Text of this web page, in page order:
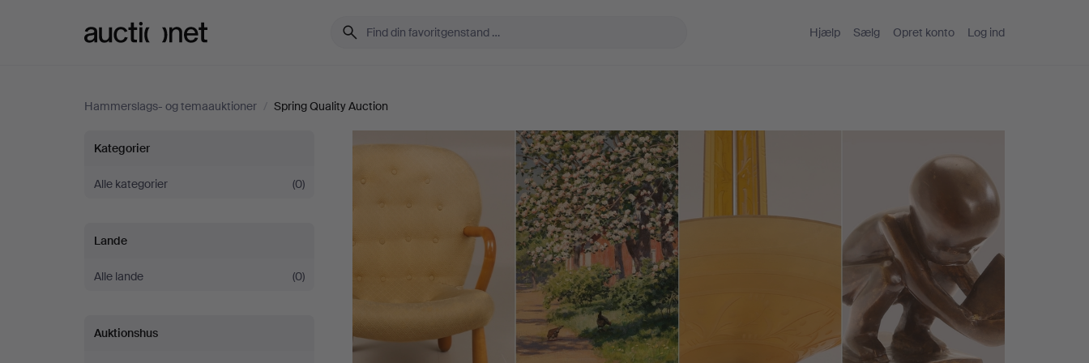
Hjælp Sælg Opret konto Log ind
Hammerslags- og temaauktioner / Spring Quality Auction
Spring
Quality
Kategorier
Alle kategorier (0)
Lande
Alle lande (0)
Auktionshus